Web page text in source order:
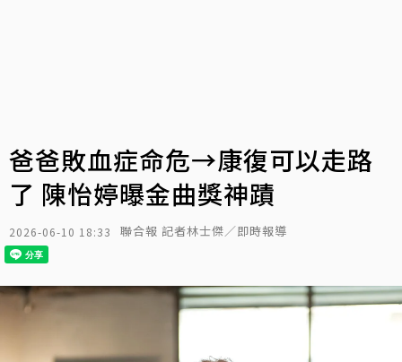
爸爸敗血症命危→康復可以走路
了 陳怡婷曝金曲獎神蹟
2026-06-10 18:33 聯合報 記者林士傑／即時報導